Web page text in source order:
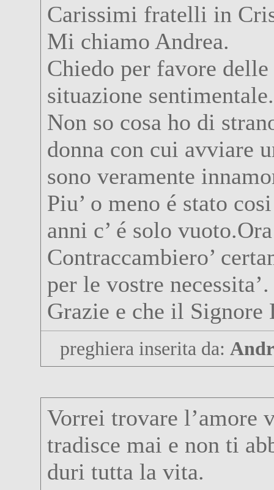
Carissimi fratelli in
Mi chiamo Andrea.
Chiedo per favore
situazione sentimentale.
Non so cosa ho di
donna con cui avviare
sono veramente
Piu’ o meno é stato
anni c’ é solo
Contraccambiero’
per le vostre necessita’.
Grazie e che il Signore
preghiera inserita da:
Vorrei trovare l’amore
tradisce mai e non ti
duri tutta la vita.